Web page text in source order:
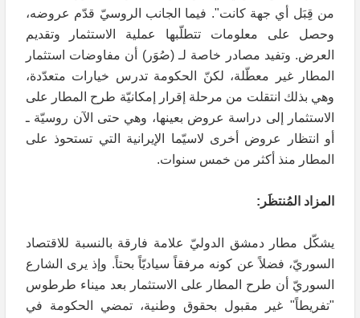
من قِبَل أي جهة كانت". فيما الجانب الروسيّ قدّم عروضه،
وحصل على معلومات تتطلّبها عملية الاستثمار وتقديم
العرض. وتفيد مصادر خاصة لـ (صُوَر) أن مفاوضات استثمار
المطار غير معطّلة، لكنّ الحكومة تدرس خيارات متعدّدة،
وهي بذلك انتقلت من مرحلة إقرار إمكانيّة طرح المطار على
الاستثمار إلى دراسة عروض بعينها، وهي حتى الآن روسيّة ـ
أو انتظار عروض أخرى لاسيّما الإيرانية التي تستحوذ على
المطار منذ أكثر من خمس سنوات.
المزاد المُنتظَر:
يشكّل مطار دمشق الدوليّ علامة فارقة بالنسبة للاقتصاد
السوريّ، فضلاً عن كونه مرفقاً سياديّاً بحتاً. وإذ يرى الشارع
السوريّ أن طرح المطار على الاستثمار بعد ميناء طرطوس
"تفريطاً" غير مقبول بحقوق وطنية، تمضي الحكومة في